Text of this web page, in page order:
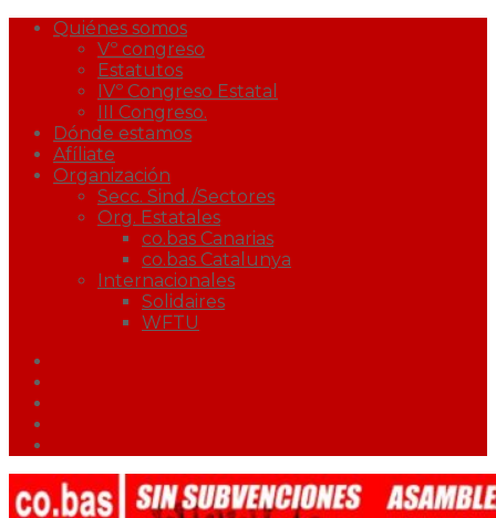
Quiénes somos
Vº congreso
Estatutos
IVº Congreso Estatal
III Congreso.
Dónde estamos
Afíliate
Organización
Secc. Sind./Sectores
Org. Estatales
co.bas Canarias
co.bas Catalunya
Internacionales
Solidaires
WFTU